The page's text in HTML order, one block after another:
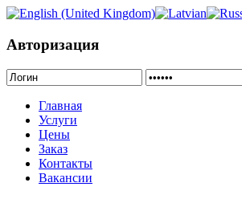
Авторизация
Главная
Услуги
Цены
Заказ
Контакты
Вакансии